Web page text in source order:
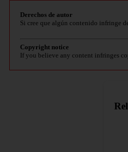
Derechos de autor
Si cree que algún contenido infringe
Copyright notice
If you believe any content infringes